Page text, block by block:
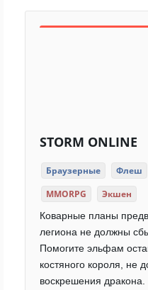
STORM ONLINE
Браузерные
Флеш
MMORPG
Экшен
Коварные планы
легиона не должны
Помогите эльфам
костяного короля, не
воскрешения дракона.